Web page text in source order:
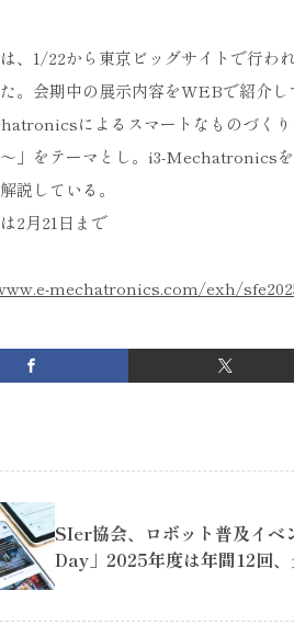
、1/22から東京ビッグサイトで行わ
。会期中の展示内容をWEBで紹介し
によるスマートなものづく
」をテーマとし。i3-Mechatronics
説している。
2月21日まで
mechatronics.com/exh/
SIer協会、ロボット普及イベ
Day」2025年度は年間12回